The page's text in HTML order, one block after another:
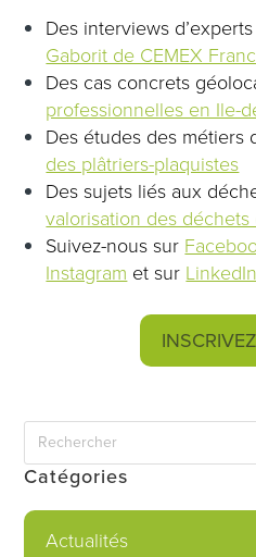
Des interviews
Gaborit de CEMEX
Des cas concrets
professionnelles en Ile-
Des études des métiers
des plâtriers-plaquistes
Des sujets liés aux
valorisation des
Suivez-nous sur
Instagram et sur LinkedIn
Catégories
Actualités